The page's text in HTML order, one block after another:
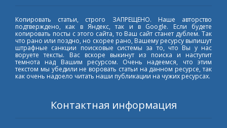
Копировать статьи, строго ЗАПРЕЩЕНО. Наше авторство
подтверждено, как в Яндекс, так и в Google. Если будете
копировать посты с этого сайта, то Ваш сайт станет дублем. Так
что рано или поздно, но скорее рано, Вашему ресурсу выпишут
штрафные санкции поисковые системы за то, что Вы у нас
воруете тексты. Вас вскоре выкинут из поиска и наступит
темнота над Вашим ресурсом. Очень надеемся, что этим
текстом мы убедили не воровать статьи на данном ресурсе, так
как очень надоело читать наши публикации на чужих ресурсах.
Контактная информация